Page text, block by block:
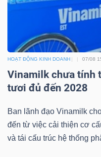
HOẠT ĐỘNG KINH DOANH 07/08
Vinamilk chưa tính
tươi đủ đến 2028
Ban lãnh đạo Vinamilk
đến từ việc cải thiện cơ
và tái cấu trúc hệ thống
thông
tài
chính
Dữ